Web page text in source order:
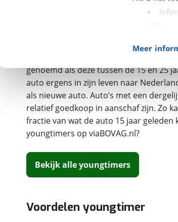
Met
om de site
en
Meer
Betrouwbare youngtimers
eigenlijk? In feite is het een benaming
genoemd als deze tussen de 15 en 25
auto ergens in zijn leven naar
als nieuwe auto. Auto’s met een
relatief goedkoop in aanschaf zijn. Zo
fractie van wat de auto 15 jaar
youngtimers op viaBOVAG.nl?
Bekijk alle youngtimers
Voordelen youngtimer